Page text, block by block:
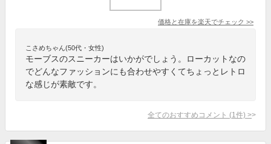
価格と在庫を楽天でチェック >>
こさめちゃん(50代・女性)
モーブスのスニーカーはいかがでしょう。ローカットなの
でどんなファッションにも合わせやすくてちょっとレトロ
な感じが素敵です。
全てのおすすめコメント (1 件) >